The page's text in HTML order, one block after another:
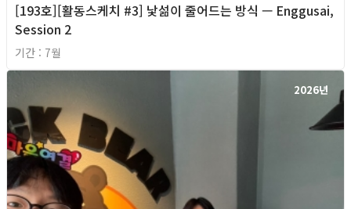
[193호][활동스케치 #3] 낯섦이 줄어드는 방식 — Enggusai,
Session 2
기간 : 7월
2026년